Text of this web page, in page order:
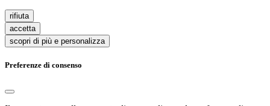
rifiuta
accetta
scopri di più e personalizza
Preferenze di consenso